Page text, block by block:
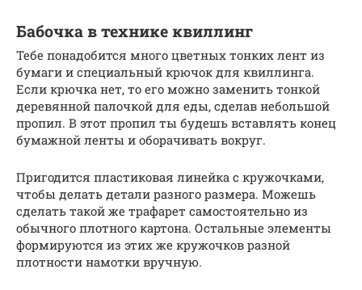
Бабочка в технике квиллинг
Тебе понадобится много цветных тонких лент из
бумаги и специальный крючок для квиллинга.
Если крючка нет, то его можно заменить тонкой
деревянной палочкой для еды, сделав небольшой
пропил. В этот пропил ты будешь вставлять конец
бумажной ленты и оборачивать вокруг.
Пригодится пластиковая линейка с кружочками,
чтобы делать детали разного размера. Можешь
сделать такой же трафарет самостоятельно из
обычного плотного картона. Остальные элементы
формируются из этих же кружочков разной
плотности намотки вручную.